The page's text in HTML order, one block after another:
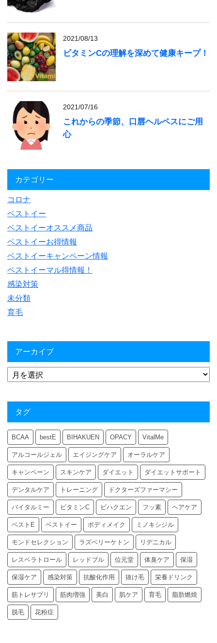
2021/08/13
ビタミンCの理解を深めて健康キープ！
2021/07/16
これからの季節、口唇ヘルペスにご用
心
カテゴリー
コロナ
ベストイー
ベストイーオススメ商品
ベストイーお得情報
ベストイーキャンペーン情報
ベストイーマル得情報！
感染対策
未分類
育毛
アーカイブ
タグ
BCAA bestE BIHAKUEN OPACY VitalMe
アルコールジェル エイジングケア オーラルケア
キャンペーン スキンケア ダイエット ダイエットサポート
デンタルケア トレーニング ドクターズファーマシー
バイタルミー ビタミンC ビハクエン フッ素 ヘアケア
ベストE ベストイー ボディメイク ミノキシジル
モンドセレクション ラズベリーケトン リデニカル
レスベラトロール レッドブル 位元堂 体臭ケア 保湿
保湿ケア 感染対策 抗酸化作用 抜け毛 栄養ドリンク
筋トレサプリ 筋肉増強 美白 肌ケア 育毛 脂肪燃焼
脱毛 花粉症